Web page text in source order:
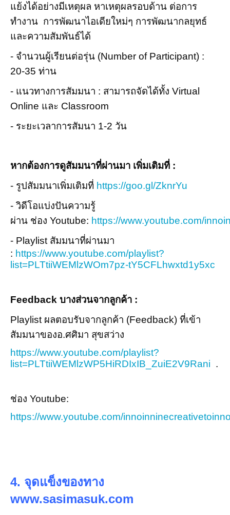
แย้งได้อย่างมีเหตุผล หาเหตุผลรอบด้าน ต่อการ
ทำงาน การพัฒนาไอเดียใหม่ๆ การพัฒนากลยุทธ์
และความสัมพันธ์ได้
- จำนวนผู้เรียนต่อรุ่น (Number of Participant) :
20-35 ท่าน
- แนวทางการสัมมนา : สามารถจัดได้ทั้ง Virtual
Online และ Classroom
- ระยะเวลาการสัมนา 1-2 วัน
หากต้องการดูสัมมนาที่ผ่านมา เพิ่มเติมที่ :
- รูปสัมมนาเพิ่มเติมที่ https://goo.gl/ZknrYu
- วิดีโอแบ่งปันความรู้
ผ่าน ช่อง Youtube: https://www.youtube.com/
- Playlist สัมมนาที่ผ่านมา
: https://www.youtube.com/playlist?
list=PLTtiiWEMlzWOm7pz-tY5CFLhwxtd1y5xc
Feedback บางส่วนจากลูกค้า :
Playlist ผลตอบรับจากลูกค้า (Feedback) ที่เข้า
สัมมนาของอ.ศศิมา สุขสว่าง
https://www.youtube.com/playlist?
list=PLTtiiWEMlzWP5HiRDIxIB_ZuiE2V9Rani .
ช่อง Youtube:
https://www.youtube.com/
4. จุดแข็งของทาง
www.sasimasuk.com